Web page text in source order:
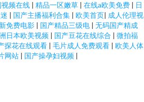
频在线 | 精品一区嫩草 | 在线a欧美免费 | 日
| 国产主播福利合集 | 欧美首页| 成人伦理视
免费电影 | 国产精品三级电 | 无码国产精成
日本欧美视频 | 国产豆花在线综合 | 微拍福
探花在线观看 | 毛片成人免费观看 | 欧美人体
网站 | 国产操孕妇视频 |